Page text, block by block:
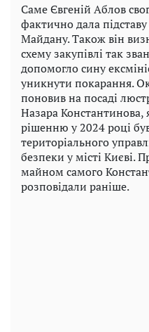
Саме Євгеній Аблов
фактично дала підставу
Майдану. Також він
схему закупівлі так
допомогло сину
уникнути покарання.
поновив на посаді
Назара
рішенню у 2024 році
територіального
безпеки у місті Києві.
майном самого
розповідали раніше.